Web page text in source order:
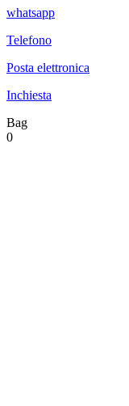
whatsapp
Telefono
Posta elettronica
Inchiesta
Bag
0